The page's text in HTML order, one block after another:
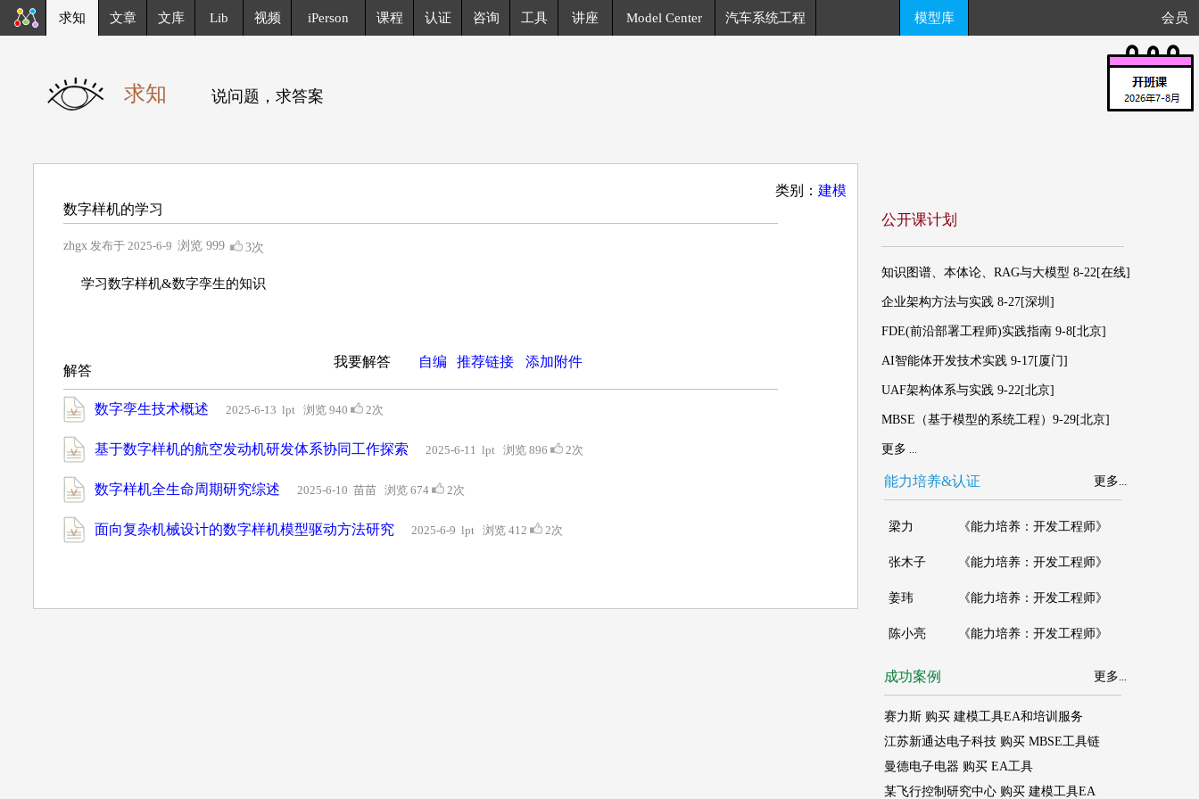
求知 文章 文库 Lib 视频 iPerson 课程 认证 咨询 工具 讲座 Model Center 汽车系统工程 模型库 会员
求知 说问题，求答案
类别： 建模
数字样机的学习
zhgx 发布于 2025-6-9 浏览 999 3次
学习数字样机&数字孪生的知识
解答
我要解答 自编 推荐链接 添加附件
数字孪生技术概述 2025-6-13 lpt 浏览 940 2次
基于数字样机的航空发动机研发体系协同工作探索 2025-6-11 lpt 浏览 896 2次
数字样机全生命周期研究综述 2025-6-10 苗苗 浏览 674 2次
面向复杂机械设计的数字样机模型驱动方法研究 2025-6-9 lpt 浏览 412 2次
公开课计划
知识图谱、本体论、RAG与大模型 8-22[在线]
企业架构方法与实践 8-27[深圳]
FDE(前沿部署工程师)实践指南 9-8[北京]
AI智能体开发技术实践 9-17[厦门]
UAF架构体系与实践 9-22[北京]
MBSE（基于模型的系统工程）9-29[北京]
更多 ...
能力培养&认证 更多...
成功案例 更多...